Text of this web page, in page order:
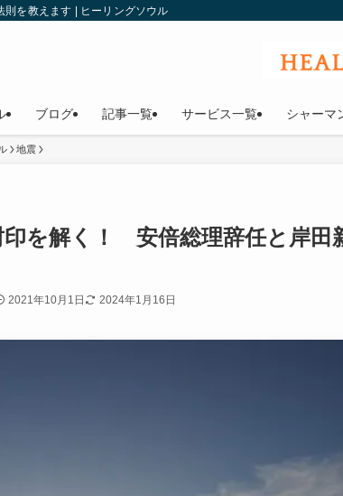
則を教えます | ヒーリングソウル
ブログ 記事一覧 サービス一覧 シャーマ
地震
印を解く！ 安倍総理辞任と岸田
2021年10月1日 2024年1月16日